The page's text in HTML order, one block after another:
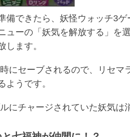
備できたら、妖怪ウォッチ3
ューの「妖気を解放する」を
します。
にセーブされるので、リセマ
ようです。
にチャージされていた妖気は